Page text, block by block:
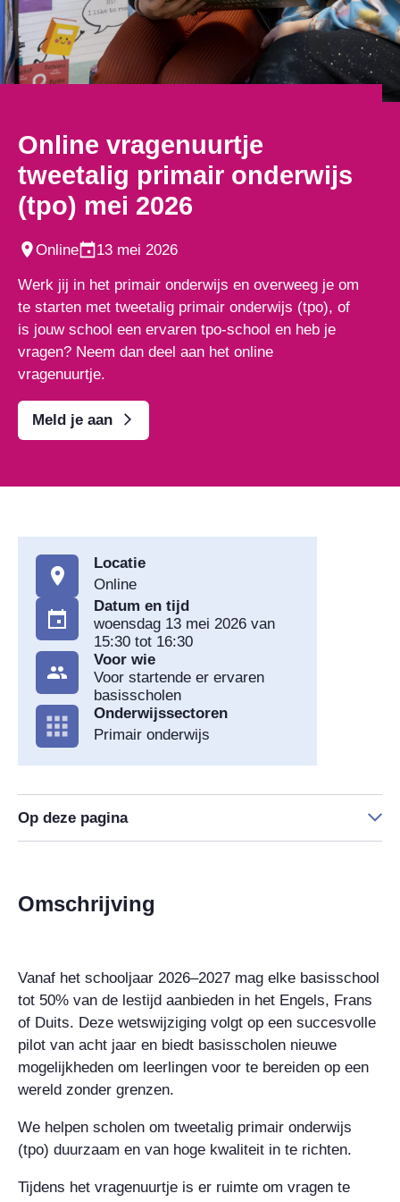
Online vragenuurtje
tweetalig primair onderwijs
(tpo) mei 2026
Online 13 mei 2026
Werk jij in het primair onderwijs en overweeg je om
te starten met tweetalig primair onderwijs (tpo), of
is jouw school een ervaren tpo-school en heb je
vragen? Neem dan deel aan het online
vragenuurtje.
Meld je aan
Locatie
Online
Datum en tijd
woensdag 13 mei 2026 van
15:30 tot 16:30
Voor wie
Voor startende er ervaren
basisscholen
Onderwijssectoren
Primair onderwijs
Op deze pagina
Omschrijving
Vanaf het schooljaar 2026–2027 mag elke basisschool
tot 50% van de lestijd aanbieden in het Engels, Frans
of Duits. Deze wetswijziging volgt op een succesvolle
pilot van acht jaar en biedt basisscholen nieuwe
mogelijkheden om leerlingen voor te bereiden op een
wereld zonder grenzen.
We helpen scholen om tweetalig primair onderwijs
(tpo) duurzaam en van hoge kwaliteit in te richten.
Tijdens het vragenuurtje is er ruimte om vragen te